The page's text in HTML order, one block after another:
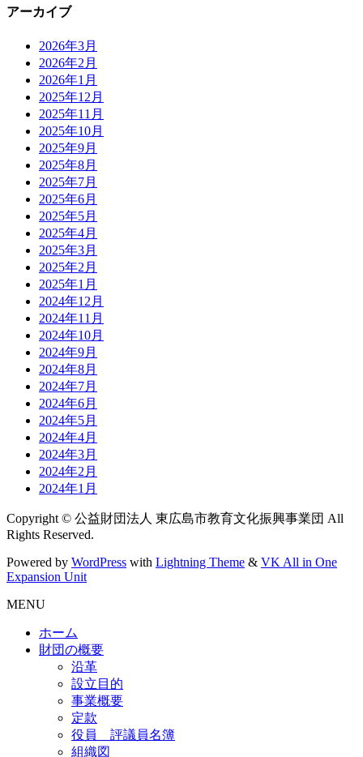
アーカイブ
2026年3月
2026年2月
2026年1月
2025年12月
2025年11月
2025年10月
2025年9月
2025年8月
2025年7月
2025年6月
2025年5月
2025年4月
2025年3月
2025年2月
2025年1月
2024年12月
2024年11月
2024年10月
2024年9月
2024年8月
2024年7月
2024年6月
2024年5月
2024年4月
2024年3月
2024年2月
2024年1月
Copyright © 公益財団法人 東広島市教育文化振興事業団 All
Rights Reserved.
Powered by WordPress with Lightning Theme & VK All in One
Expansion Unit
MENU
ホーム
財団の概要
沿革
設立目的
事業概要
定款
役員 評議員名簿
組織図